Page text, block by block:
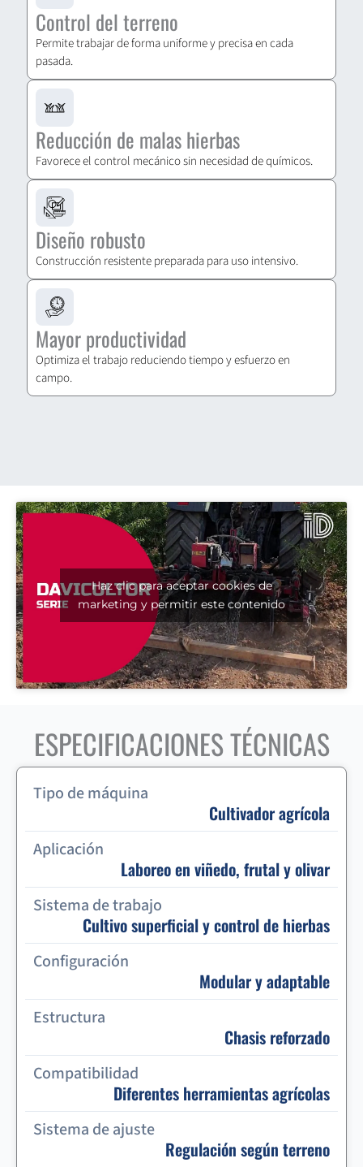
Control del terreno
Permite trabajar de forma uniforme y precisa en cada
pasada.
Reducción de malas hierbas
Favorece el control mecánico sin necesidad de químicos.
Diseño robusto
Construcción resistente preparada para uso intensivo.
Mayor productividad
Optimiza el trabajo reduciendo tiempo y esfuerzo en
campo.
Haz clic para aceptar cookies de
marketing y permitir este contenido
ESPECIFICACIONES TÉCNICAS
Tipo de máquina
Cultivador agrícola
Aplicación
Laboreo en viñedo, frutal y olivar
Sistema de trabajo
Cultivo superficial y control de hierbas
Configuración
Modular y adaptable
Estructura
Chasis reforzado
Compatibilidad
Diferentes herramientas agrícolas
Sistema de ajuste
Regulación según terreno